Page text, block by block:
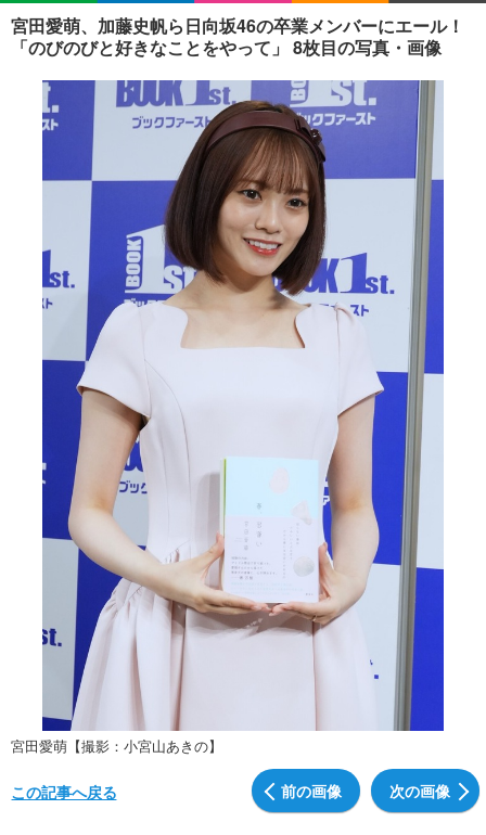
ショッピング その他
宮田愛萌、加藤史帆ら日向坂46の卒業メンバーにエール！
「のびのびと好きなことをやって」 8枚目の写真・画像
宮田愛萌【撮影：小宮山あきの】
前の画像 次の画像
この記事へ戻る